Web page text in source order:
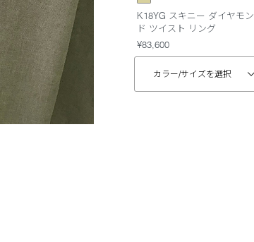
K18YG スキニー ダイヤモン
ド ツイスト リング
¥83,600
カラー/サイズを選択